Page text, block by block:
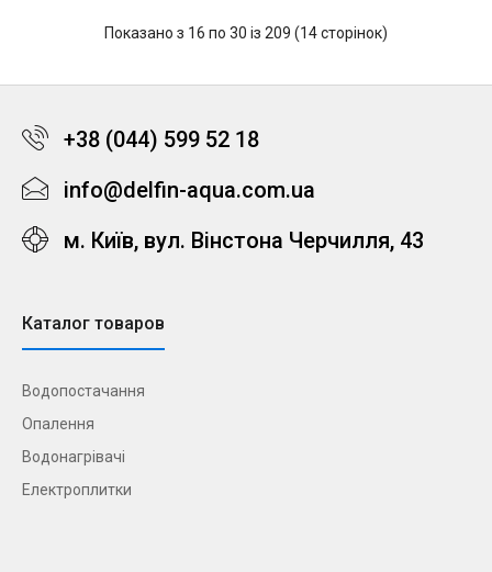
Показано з 16 по 30 із 209 (14 сторінок)
+38 (044) 599 52 18
info@delfin-aqua.com.ua
м. Київ, вул. Вінстона Черчилля, 43
Каталог товаров
Водопостачання
Опалення
Водонагрівачі
Електроплитки